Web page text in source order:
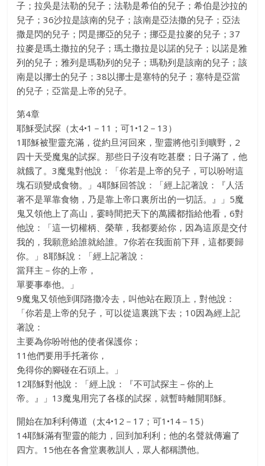
子；拉吳是法勒的兒子；法勒是希伯的兒子；希伯是沙拉的
兒子；36沙拉是該南的兒子；該南是亞法撒的兒子；亞法
撒是閃的兒子；閃是挪亞的兒子；挪亞是拉麥的兒子；37
拉麥是瑪土撒拉的兒子；瑪土撒拉是以諾的兒子；以諾是雅
列的兒子；雅列是瑪勒列的兒子；瑪勒列是該南的兒子；該
南是以挪士的兒子；38以挪士是塞特的兒子；塞特是亞當
的兒子；亞當是上帝的兒子。
第4章
耶穌受試探（太4•1－11；可1•12－13）
1耶穌被聖靈充滿，從約旦河回來，聖靈將他引到曠野，2
四十天受魔鬼的試探。那些日子沒有吃甚麼；日子滿了，他
就餓了。3魔鬼對他說：「你若是上帝的兒子，可以吩咐這
塊石頭變成食物。」4耶穌回答說：「經上記著說：『人活
著不是單靠食物，乃是靠上帝口裏所出的一切話。』」5魔
鬼又領他上了高山，霎時間把天下的萬國都指給他看，6對
他說：「這一切權柄、榮華，我都要給你，因為這原是交付
我的，我願意給誰就給誰。7你若在我面前下拜，這都要歸
你。」8耶穌說：「經上記著說：
當拜主－你的上帝，
單要事奉他。」
9魔鬼又領他到耶路撒冷去，叫他站在殿頂上，對他說：
「你若是上帝的兒子，可以從這裏跳下去；10因為經上記
著說：
主要為你吩咐他的使者保護你；
11他們要用手托著你，
免得你的腳碰在石頭上。」
12耶穌對他說：「經上說：『不可試探主－你的上
帝。』」13魔鬼用完了各樣的試探，就暫時離開耶穌。
開始在加利利傳道（太4•12－17；可1•14－15）
14耶穌滿有聖靈的能力，回到加利利；他的名聲就傳遍了
四方。15他在各會堂裏教訓人，眾人都稱讚他。